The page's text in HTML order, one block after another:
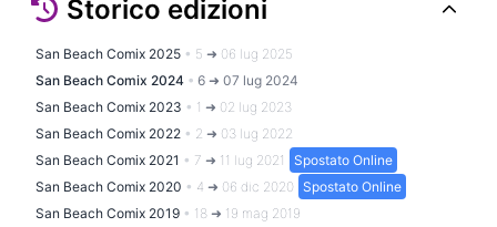
Storico edizioni
San Beach Comix 2025 • 5 ➜ 06 lug 2025
San Beach Comix 2024 • 6 ➜ 07 lug 2024
San Beach Comix 2023 • 1 ➜ 02 lug 2023
San Beach Comix 2022 • 2 ➜ 03 lug 2022
San Beach Comix 2021 • 7 ➜ 11 lug 2021
Spostato Online
San Beach Comix 2020 • 4 ➜ 06 dic 2020 Spostato Online
San Beach Comix 2019 • 18 ➜ 19 mag 2019